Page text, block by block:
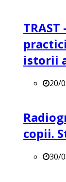
istorii
20/
copii.
30/